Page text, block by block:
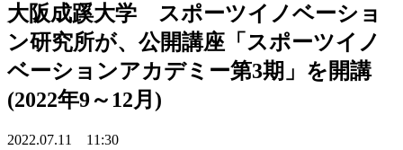
大阪成蹊大学 スポーツイノベーショ
ン研究所が、公開講座「スポーツイノ
ベーションアカデミー第3期」を開講
(2022年9～12月)
2022.07.11 11:30